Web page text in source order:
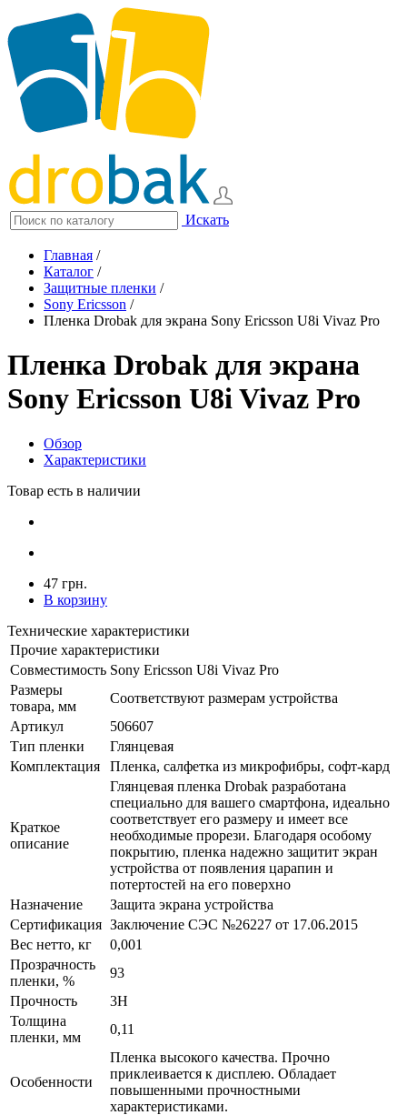
Искать
Главная /
Каталог /
Защитные пленки /
Sony Ericsson /
Пленка Drobak для экрана Sony Ericsson U8i Vivaz Pro
Пленка Drobak для экрана
Sony Ericsson U8i Vivaz Pro
Обзор
Характеристики
Товар есть в наличии
47 грн.
В корзину
Технические характеристики
Прочие характеристики
Совместимость Sony Ericsson U8i Vivaz Pro
Размеры
товара, мм
Соответствуют размерам устройства
Артикул
506607
Тип пленки
Глянцевая
Комплектация
Пленка, салфетка из микрофибры, софт-кард
Краткое
описание
Глянцевая пленка Drobak разработана
специально для вашего смартфона, идеально
соответствует его размеру и имеет все
необходимые прорези. Благодаря особому
покрытию, пленка надежно защитит экран
устройства от появления царапин и
потертостей на его поверхно
Назначение
Защита экрана устройства
Сертификация Заключение СЭС №26227 от 17.06.2015
Вес нетто, кг
0,001
Прозрачность
пленки, %
93
Прочность
3H
Толщина
пленки, мм
0,11
Особенности
Пленка высокого качества. Прочно
приклеивается к дисплею. Обладает
повышенными прочностными
характеристиками.